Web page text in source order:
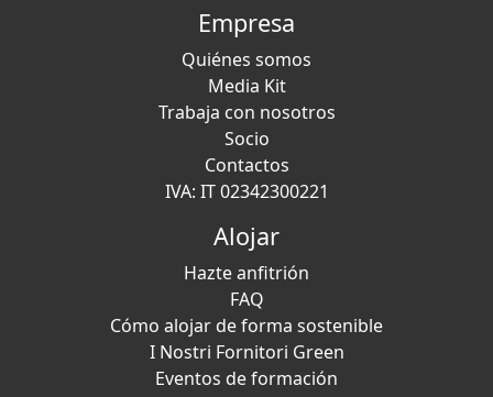
Empresa
Quiénes somos
Media Kit
Trabaja con nosotros
Socio
Contactos
IVA: IT 02342300221
Alojar
Hazte anfitrión
FAQ
Cómo alojar de forma sostenible
I Nostri Fornitori Green
Eventos de formación